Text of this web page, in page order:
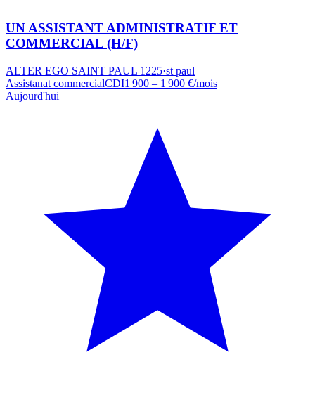
UN ASSISTANT ADMINISTRATIF ET
COMMERCIAL (H/F)
ALTER EGO SAINT PAUL 1225·st paul
Assistanat commercialCDI1 900 – 1 900 €/mois
Aujourd'hui